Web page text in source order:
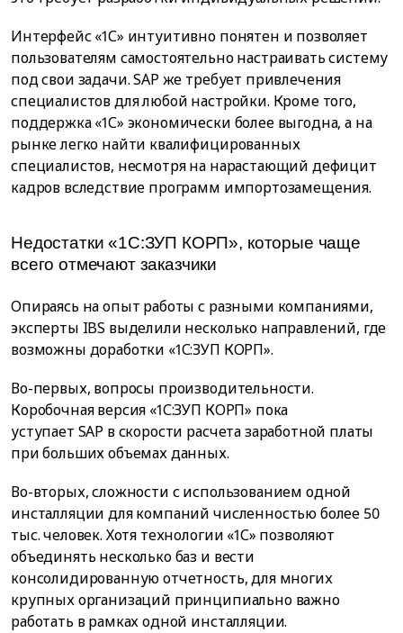
Интерфейс «1С» интуитивно понятен и позволяет
пользователям самостоятельно настраивать систему
под свои задачи. SAP же требует привлечения
специалистов для любой настройки. Кроме того,
поддержка «1С» экономически более выгодна, а на
рынке легко найти квалифицированных
специалистов, несмотря на нарастающий дефицит
кадров вследствие программ импортозамещения.
Недостатки «1С:ЗУП КОРП», которые чаще
всего отмечают заказчики
Опираясь на опыт работы с разными компаниями,
эксперты IBS выделили несколько направлений, где
возможны доработки «1С:ЗУП КОРП».
Во-первых, вопросы производительности.
Коробочная версия «1С:ЗУП КОРП» пока
уступает SAP в скорости расчета заработной платы
при больших объемах данных.
Во-вторых, сложности с использованием одной
инсталляции для компаний численностью более 50
тыс. человек. Хотя технологии «1С» позволяют
объединять несколько баз и вести
консолидированную отчетность, для многих
крупных организаций принципиально важно
работать в рамках одной инсталляции.